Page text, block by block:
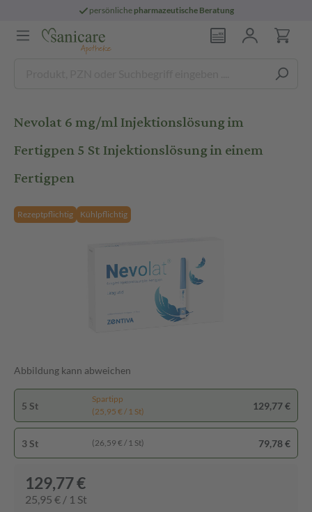
persönliche pharmazeutische Beratung
Nevolat 6 mg/ml Injektionslösung im
Fertigpen 5 St Injektionslösung in einem
Fertigpen
Rezeptpflichtig Kühlpflichtig
Abbildung kann abweichen
5 St
Spartipp
(25,95 € / 1 St)
129,77 €
3 St (26,59 € / 1 St) 79,78 €
129,77 €
25,95 € / 1 St